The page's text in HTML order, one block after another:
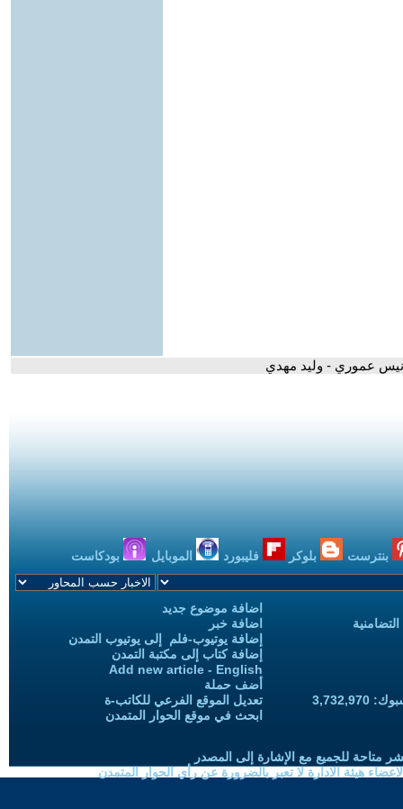
عموري - وليد مهدي
بنترست بلوكر فليبورد الموبايل بودكاست
اضافة موضوع جديد
اضافة خبر
إضافة يوتيوب-فلم إلى يوتيوب التمدن
إضافة كتاب إلى مكتبة التمدن
Add new article - English
أضف حملة
تعديل الموقع الفرعي للكاتب-ة
ابحث في موقع الحوار المتمدن
متاحة للجميع مع الإشارة إلى المصدر
هيئة الادارة لا تعبر بالضرورة عن رأي الحوار المتمدن